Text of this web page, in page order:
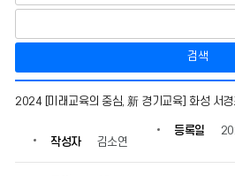
검색
교
의
2024 [미래교육의 중심, 新 경기교육] 화성 서경
작성자 김소연
등록일